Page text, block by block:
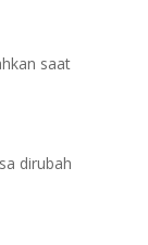
saat
dirubah